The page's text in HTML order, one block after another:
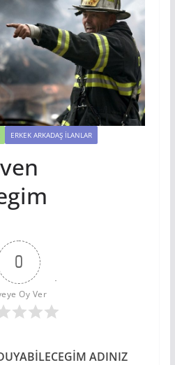
ERKEK ARKADAŞ İLANLAR
0
Oy Ver
ADINIZ